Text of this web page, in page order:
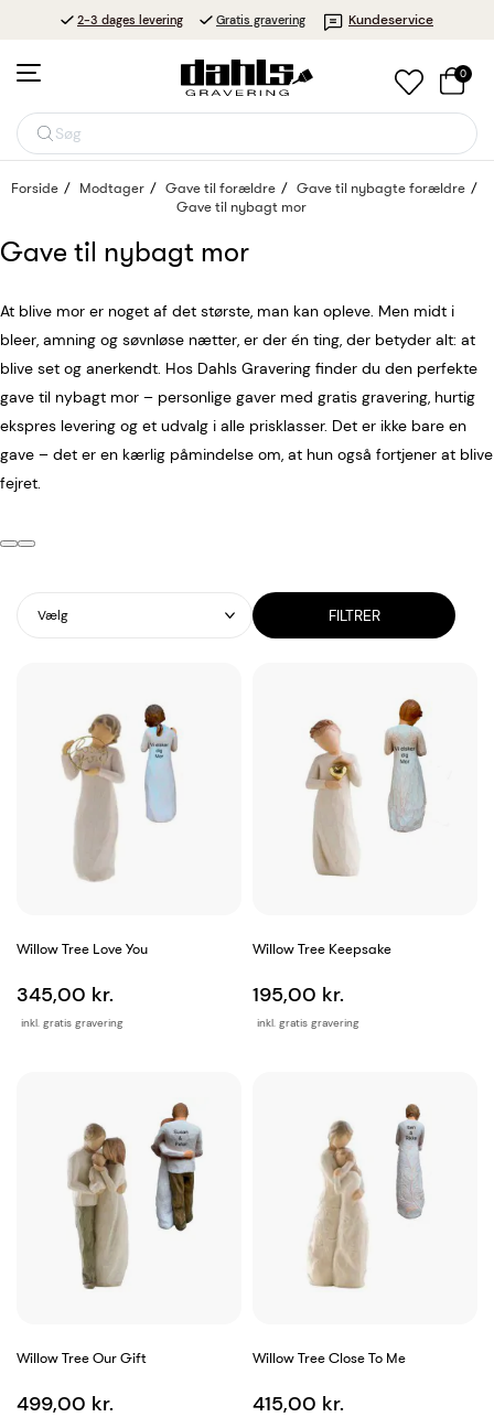
2-3 dages levering Gratis gravering Kundeservice
Søg
0
Forside Modtager Gave til forældre
Gave til nybagte forældre
Gave til nybagt mor
Gave til nybagt mor
At blive mor er noget af det største, man kan opleve. Men midt i
bleer, amning og søvnløse nætter, er der én ting, der betyder alt: at
blive set og anerkendt. Hos Dahls Gravering finder du den perfekte
gave til nybagt mor – personlige gaver med gratis gravering, hurtig
ekspres levering og et udvalg i alle prisklasser. Det er ikke bare en
gave – det er en kærlig påmindelse om, at hun også fortjener at blive
fejret.
Vælg FILTRER
Willow Tree Love You
inkl. gratis gravering
345,00 kr.
Willow Tree Keepsake
inkl. gratis gravering
195,00 kr.
Willow Tree Our Gift
499,00 kr.
Willow Tree Close To Me
415,00 kr.